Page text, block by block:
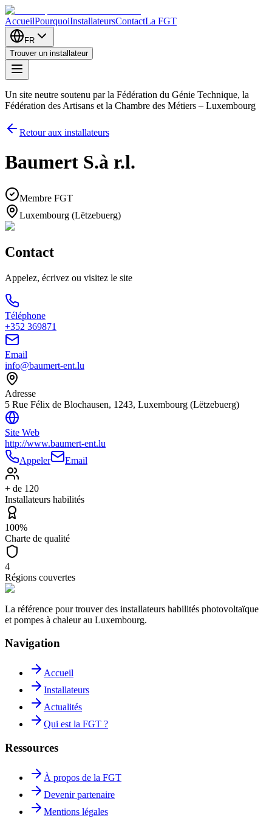
AccueilPourquoiInstallateursContactLa FGT
FR
Trouver un installateur
Un site neutre soutenu par la Fédération du Génie Technique, la
Fédération des Artisans et la Chambre des Métiers – Luxembourg
Retour aux installateurs
Baumert S.à r.l.
Membre FGT
Luxembourg (Lëtzebuerg)
Contact
Appelez, écrivez ou visitez le site
Téléphone
+352 369871
Email
info@baumert-ent.lu
Adresse
5 Rue Félix de Blochausen, 1243, Luxembourg (Lëtzebuerg)
Site Web
http://www.baumert-ent.lu
Appeler
Email
+ de 120
Installateurs habilités
100%
Charte de qualité
4
Régions couvertes
La référence pour trouver des installateurs habilités photovoltaïque
et pompes à chaleur au Luxembourg.
Navigation
Accueil
Installateurs
Actualités
Qui est la FGT ?
Ressources
À propos de la FGT
Devenir partenaire
Mentions légales